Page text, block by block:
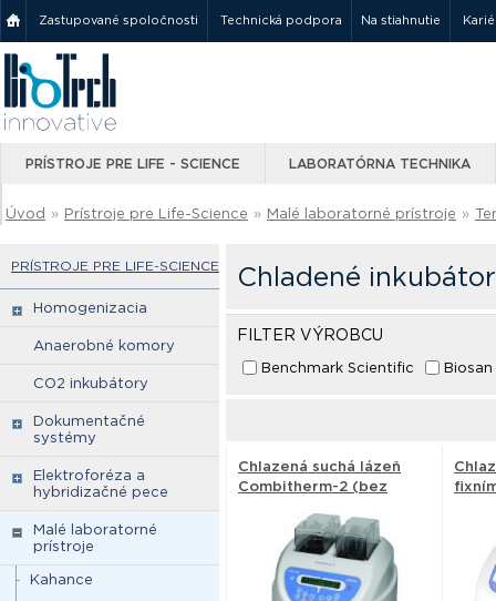
Zastupované spoločnosti Technická podpora Na stiahnutie
PRÍSTROJE PRE LIFE - SCIENCE LABORATÓRNA TECHNIKA
Úvod » Prístroje pre Life-Science » Malé laboratorné prístroje »
PRÍSTROJE PRE LIFE-SCIENCE
Homogenizacia
Anaerobné komory
CO2 inkubátory
Dokumentačné
systémy
Elektroforéza a
hybridizačné pece
Malé laboratorné
prístroje
Kahance
Chladené
FILTER VÝROBCU
Benchmark Scientific Biosan
Chlazená suchá lázeň
Combitherm-2 (bez